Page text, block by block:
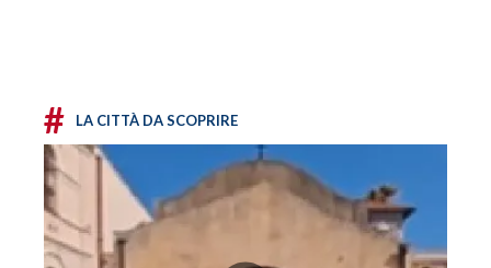
# LA CITTÀ DA SCOPRIRE